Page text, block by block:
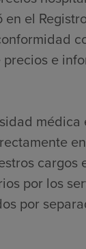
el
e
cargos
por los
por